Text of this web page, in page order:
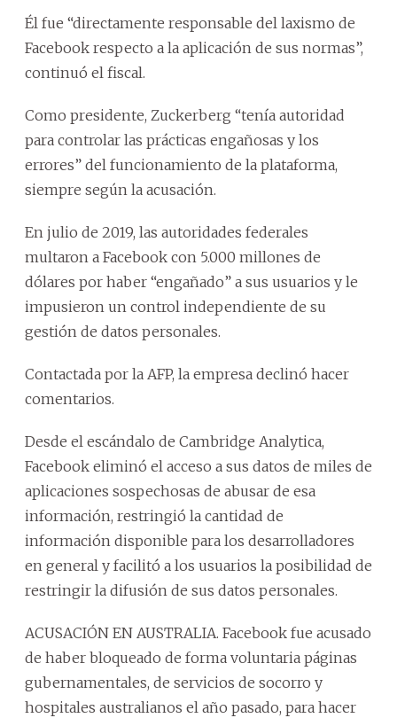
Él fue “directamente responsable del laxismo de
Facebook respecto a la aplicación de sus normas”,
continuó el fiscal.
Como presidente, Zuckerberg “tenía autoridad
para controlar las prácticas engañosas y los
errores” del funcionamiento de la plataforma,
siempre según la acusación.
En julio de 2019, las autoridades federales
multaron a Facebook con 5.000 millones de
dólares por haber “engañado” a sus usuarios y le
impusieron un control independiente de su
gestión de datos personales.
Contactada por la AFP, la empresa declinó hacer
comentarios.
Desde el escándalo de Cambridge Analytica,
Facebook eliminó el acceso a sus datos de miles de
aplicaciones sospechosas de abusar de esa
información, restringió la cantidad de
información disponible para los desarrolladores
en general y facilitó a los usuarios la posibilidad de
restringir la difusión de sus datos personales.
ACUSACIÓN EN AUSTRALIA. Facebook fue acusado
de haber bloqueado de forma voluntaria páginas
gubernamentales, de servicios de socorro y
hospitales australianos el año pasado, para hacer